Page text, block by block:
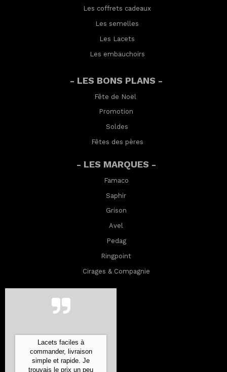
Les coffrets cadeaux
Les semelles
Les Lacets
Les embauchoirs
- LES BONS PLANS -
Fête de Noël
Promotion
Soldes
Fêtes des pères
- LES MARQUES -
Famaco
Saphir
Grison
Avel
Pedag
Ringpoint
Cirages & Compagnie
Commande expédiée ultra
rapidement, bien emballée
et les produits sont
conformes à leur